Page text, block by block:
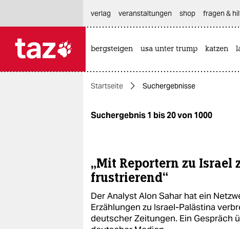
themen
politik
gesellschaft
kultur
sport
verlag
veranstaltungen shop fragen &
bergsteigen usa unter trump katzen
Startseite Suchergebnisse
Suchergebnis 1 bis 20 von 1000
„Mit Reportern zu Israel
frustrierend“
Der Analyst Alon Sahar hat ein
Erzählungen zu Israel-Palästina
deutscher Zeitungen. Ein Gespräch